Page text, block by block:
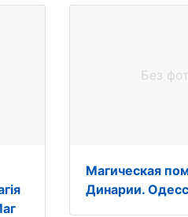
Без
Магическая
Динарии.